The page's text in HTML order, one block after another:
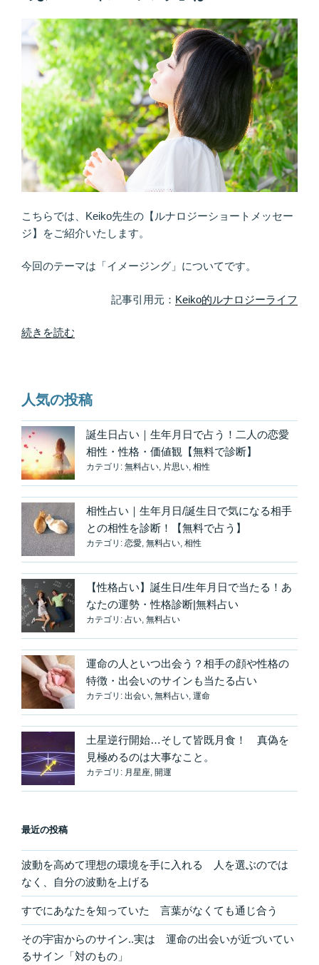
元…
ル
を
日
常
化
す
る”
の
法
♪
が
ん
ば
り
す
ぎ
る
と
わ
こちらでは、Keiko先生の【ルナロジーショートメッセー
ジ】をご紹介いたします。
今回のテーマは「イメージング」についてです。
記事引用元： Keiko的ルナロジーライフ
“パ
ィ
シ
ャ
ー
た
る
者、
〇
〇
こ
そ
を
極
め
よ！
「イ
メ
ー
ジ
グ」
は
MUST！”
続きを読む
人気の投稿
誕生日占い｜生年月日で占う！二人の恋愛
相性・性格・価値観【無料で診断】
カテゴリ: 無料占い, 片思い, 相性
相性占い｜生年月日/誕生日で気になる相手
との相性を診断！【無料で占う】
カテゴリ: 恋愛, 無料占い, 相性
【性格占い】誕生日/生年月日で当たる！あ
なたの運勢・性格診断|無料占い
カテゴリ: 占い, 無料占い
運命の人といつ出会う？相手の顔や性格の
特徴・出会いのサインも当たる占い
カテゴリ: 出会い, 無料占い, 運命
土星逆行開始…そして皆既月食！ 真偽を
見極めるのは大事なこと。
カテゴリ: 月星座, 開運
最近の投稿
波動を高めて理想の環境を手に入れる 人を選ぶのでは
なく、自分の波動を上げる
すでにあなたを知っていた 言葉がなくても通じ合う
その宇宙からのサイン..実は 運命の出会いが近づいてい
るサイン「対のもの」